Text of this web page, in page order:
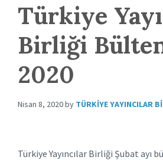
Türkiye
Birliği
2020
Nisan 8, 2020by TÜRKIYE YAYINCILAR
Türkiye Yayıncılar Birliği Şubat ayı